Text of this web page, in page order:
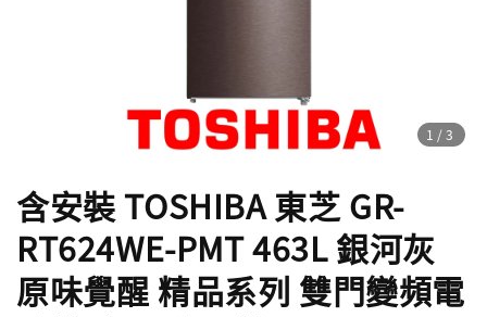
1 /3
含安裝 TOSHIBA 東芝 GR-
RT624WE-PMT 463L 銀河灰
原味覺醒 精品系列 雙門變頻電